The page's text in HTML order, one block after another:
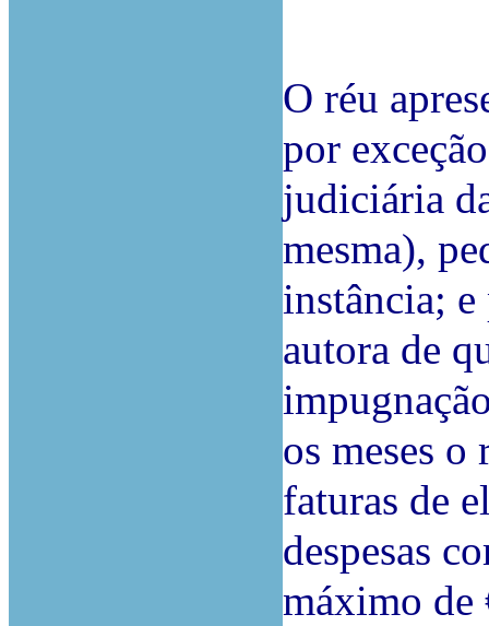
O réu
por
judiciária
mesma),
instância;
autora de
os meses o
faturas de
despesas
máximo de